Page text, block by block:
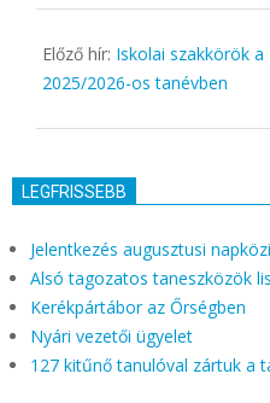
29
Előző hír: Iskolai szakkörök a
2025/2026-os tanévben
LEGFRISSEBB
Jelentkezés augusztusi
Alsó tagozatos taneszközök
Kerékpártábor az Őrségben
Nyári vezetői ügyelet
127 kitűnő tanulóval zártuk a